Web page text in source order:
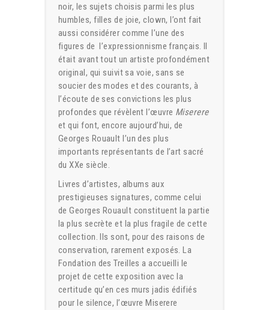
noir, les sujets choisis parmi les plus
humbles, filles de joie, clown, l’ont fait
aussi considérer comme l’une des
figures de l’expressionnisme français. Il
était avant tout un artiste profondément
original, qui suivit sa voie, sans se
soucier des modes et des courants, à
l’écoute de ses convictions les plus
profondes que révèlent l’œuvre Miserere
et qui font, encore aujourd’hui, de
Georges Rouault l’un des plus
importants représentants de l’art sacré
du XXe siècle.
Livres d’artistes, albums aux
prestigieuses signatures, comme celui
de Georges Rouault constituent la partie
la plus secrète et la plus fragile de cette
collection. Ils sont, pour des raisons de
conservation, rarement exposés. La
Fondation des Treilles a accueilli le
projet de cette exposition avec la
certitude qu’en ces murs jadis édifiés
pour le silence, l’œuvre Miserere